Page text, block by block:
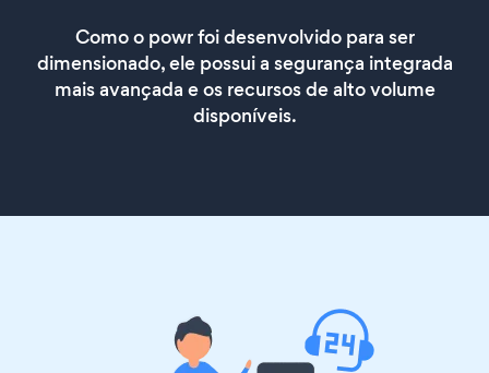
Como o powr foi desenvolvido para ser
dimensionado, ele possui a segurança integrada
mais avançada e os recursos de alto volume
disponíveis.